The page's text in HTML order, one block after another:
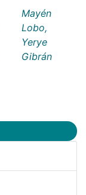
Mayén
Lobo,
Yerye
Gibrán